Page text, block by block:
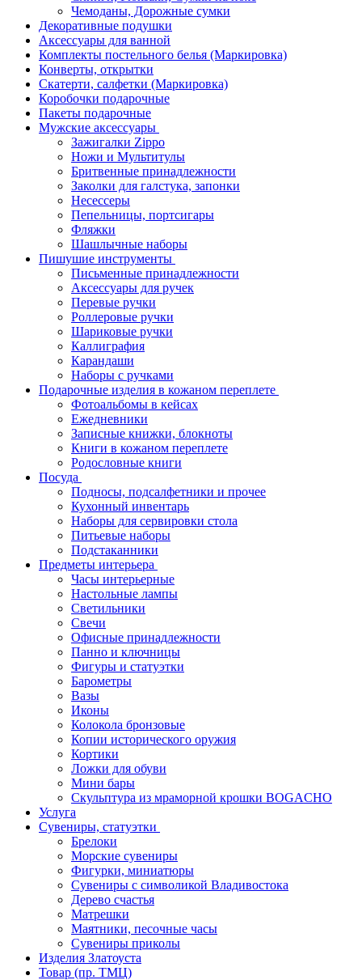
Чемоданы, Дорожные сумки
Декоративные подушки
Аксессуары для ванной
Комплекты постельного белья (Маркировка)
Конверты, открытки
Скатерти, салфетки (Маркировка)
Коробочки подарочные
Пакеты подарочные
Мужские аксессуары
Зажигалки Zippo
Ножи и Мультитулы
Бритвенные принадлежности
Заколки для галстука, запонки
Несессеры
Пепельницы, портсигары
Фляжки
Шашлычные наборы
Пишушие инструменты
Письменные принадлежности
Аксессуары для ручек
Перевые ручки
Роллеровые ручки
Шариковые ручки
Каллиграфия
Карандаши
Наборы с ручками
Подарочные изделия в кожаном переплете
Фотоальбомы в кейсах
Ежедневники
Записные книжки, блокноты
Книги в кожаном переплете
Родословные книги
Посуда
Подносы, подсалфетники и прочее
Кухонный инвентарь
Наборы для сервировки стола
Питьевые наборы
Подстаканники
Предметы интерьера
Часы интерьерные
Настольные лампы
Светильники
Свечи
Офисные принадлежности
Панно и ключницы
Фигуры и статуэтки
Барометры
Вазы
Иконы
Колокола бронзовые
Копии исторического оружия
Кортики
Ложки для обуви
Мини бары
Скульптура из мраморной крошки BOGACHO
Услуга
Сувениры, статуэтки
Брелоки
Морские сувениры
Фигурки, миниатюры
Сувениры с символикой Владивостока
Дерево счастья
Матрешки
Маятники, песочные часы
Сувениры приколы
Изделия Златоуста
Товар (пр. ТМЦ)